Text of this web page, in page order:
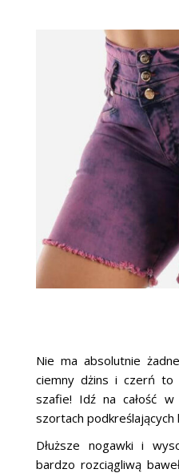
Nie ma absolutnie
ciemny dżins i czerń
szafie! Idź na całość
szortach podkreślających
Dłuższe nogawki i
bardzo rozciągliwą